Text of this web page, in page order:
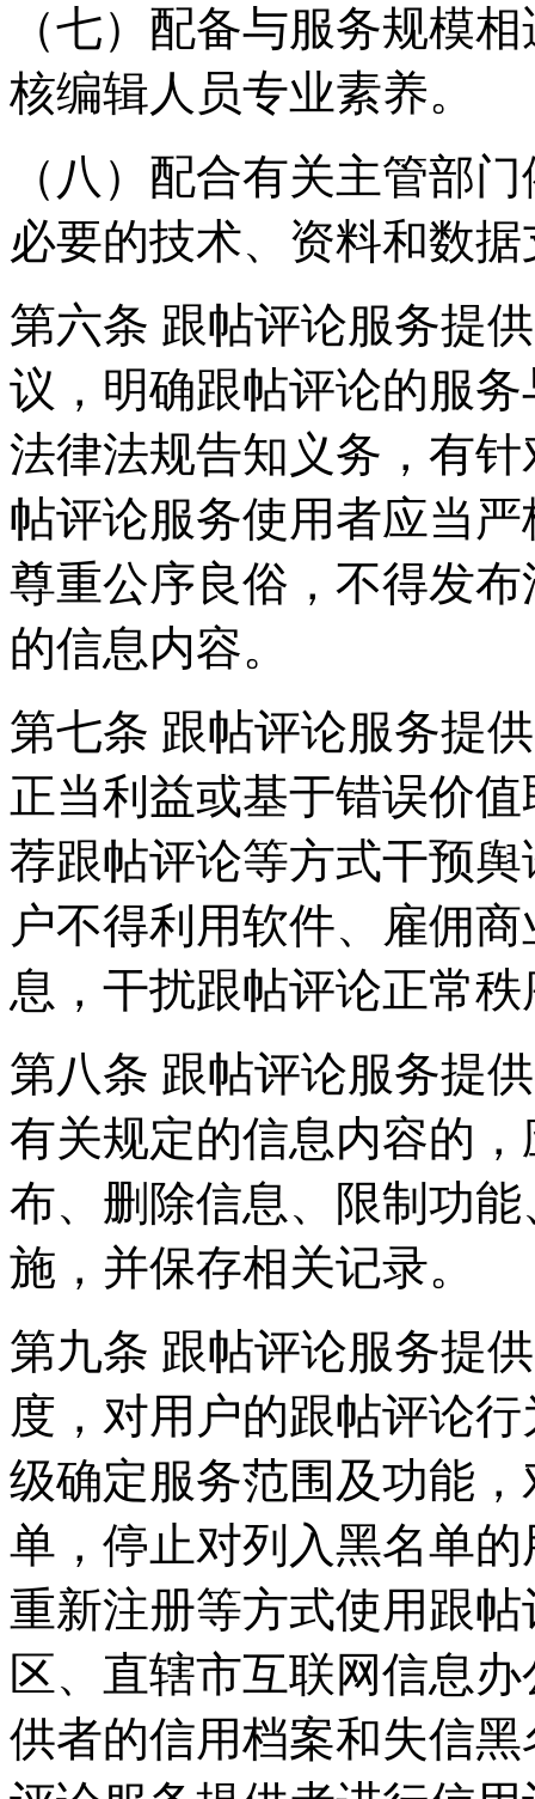
（七）配备与服务规模
核编辑人员专业素养。
（八）配合有关主管部
必要的技术、资料和数
第六条 跟帖评论服务提
议，明确跟帖评论的服
法律法规告知义务，有
帖评论服务使用者应当
尊重公序良俗，不得发
的信息内容。
第七条 跟帖评论服务提
正当利益或基于错误价
荐跟帖评论等方式干预
户不得利用软件、雇佣
息，干扰跟帖评论正常
第八条 跟帖评论服务提
有关规定的信息内容的
布、删除信息、限制功
施，并保存相关记录。
第九条 跟帖评论服务提
度，对用户的跟帖评论
级确定服务范围及功能
单，停止对列入黑名单
重新注册等方式使用跟
区、直辖市互联网信息
供者的信用档案和失信